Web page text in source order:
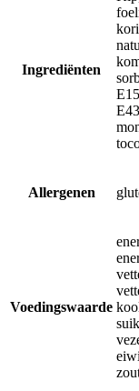
Ingrediënten
Allergenen
Voedingswaarde